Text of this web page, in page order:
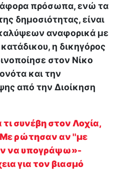
πρόσωπα, ενώ τα
δημοσιότητας, είναι
αναφορικά με
η δικηγόρος
στον Νίκο
και την
από την Διοίκηση
τι συνέβη στον Λοχία,
Με ρώτησαν αν ''με
να υπογράψω»-
για τον βιασμό